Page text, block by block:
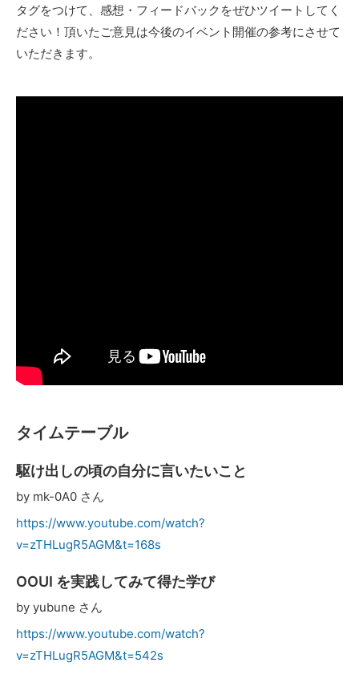
タグをつけて、感想・フィードバックをぜひツイートしてく
ださい！頂いたご意見は今後のイベント開催の参考にさせて
いただきます。
タイムテーブル
駆け出しの頃の自分に言いたいこと
by mk-0A0 さん
https://www.youtube.com/watch?
v=zTHLugR5AGM&t=168s
OOUI を実践してみて得た学び
by yubune さん
https://www.youtube.com/watch?
v=zTHLugR5AGM&t=542s